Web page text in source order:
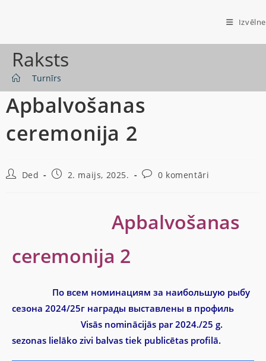
Izvēlne
Raksts
Turnīrs
Apbalvošanas
ceremonija 2
Ded 2. maijs, 2025. 0 komentāri
Apbalvošanas
ceremonija 2
По всем номинациям за наибольшую рыбу
сезона 2024/25г награды выставлены в профиль
Visās nominācijās par 2024./25 g.
sezonas lielāko zivi balvas tiek publicētas profilā.